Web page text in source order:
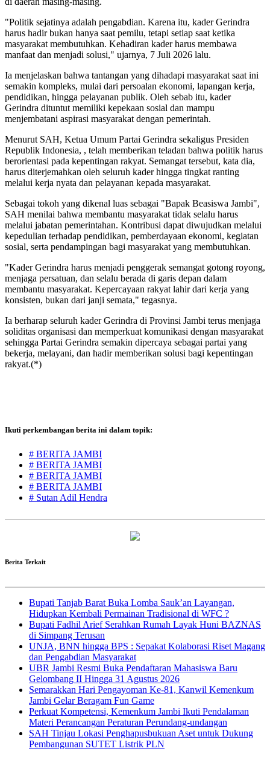
"Politik sejatinya adalah pengabdian. Karena itu, kader Gerindra
harus hadir bukan hanya saat pemilu, tetapi setiap saat ketika
masyarakat membutuhkan. Kehadiran kader harus membawa
manfaat dan menjadi solusi," ujarnya, 7 Juli 2026 lalu.
Ia menjelaskan bahwa tantangan yang dihadapi masyarakat saat ini
semakin kompleks, mulai dari persoalan ekonomi, lapangan kerja,
pendidikan, hingga pelayanan publik. Oleh sebab itu, kader
Gerindra dituntut memiliki kepekaan sosial dan mampu
menjembatani aspirasi masyarakat dengan pemerintah.
Menurut SAH, Ketua Umum Partai Gerindra sekaligus Presiden
Republik Indonesia, , telah memberikan teladan bahwa politik harus
berorientasi pada kepentingan rakyat. Semangat tersebut, kata dia,
harus diterjemahkan oleh seluruh kader hingga tingkat ranting
melalui kerja nyata dan pelayanan kepada masyarakat.
Sebagai tokoh yang dikenal luas sebagai "Bapak Beasiswa Jambi",
SAH menilai bahwa membantu masyarakat tidak selalu harus
melalui jabatan pemerintahan. Kontribusi dapat diwujudkan melalui
kepedulian terhadap pendidikan, pemberdayaan ekonomi, kegiatan
sosial, serta pendampingan bagi masyarakat yang membutuhkan.
"Kader Gerindra harus menjadi penggerak semangat gotong royong,
menjaga persatuan, dan selalu berada di garis depan dalam
membantu masyarakat. Kepercayaan rakyat lahir dari kerja yang
konsisten, bukan dari janji semata," tegasnya.
Ia berharap seluruh kader Gerindra di Provinsi Jambi terus menjaga
soliditas organisasi dan memperkuat komunikasi dengan masyarakat
sehingga Partai Gerindra semakin dipercaya sebagai partai yang
bekerja, melayani, dan hadir memberikan solusi bagi kepentingan
rakyat.(*)
Ikuti perkembangan berita ini dalam topik:
# BERITA JAMBI
# BERITA JAMBI
# BERITA JAMBI
# BERITA JAMBI
# Sutan Adil Hendra
Berita Terkait
Bupati Tanjab Barat Buka Lomba Sauk’an Layangan,
Hidupkan Kembali Permainan Tradisional di WFC ?
Bupati Fadhil Arief Serahkan Rumah Layak Huni BAZNAS
di Simpang Terusan
UNJA, BNN hingga BPS : Sepakat Kolaborasi Riset Magang
dan Pengabdian Masyarakat
UBR Jambi Resmi Buka Pendaftaran Mahasiswa Baru
Gelombang II Hingga 31 Agustus 2026
Semarakkan Hari Pengayoman Ke-81, Kanwil Kemenkum
Jambi Gelar Beragam Fun Game
Perkuat Kompetensi, Kemenkum Jambi Ikuti Pendalaman
Materi Perancangan Peraturan Perundang-undangan
SAH Tinjau Lokasi Penghapusbukuan Aset untuk Dukung
Pembangunan SUTET Listrik PLN